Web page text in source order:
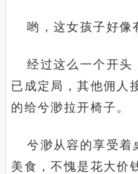
哟，这女孩子好像
经过这么一个开头
已成定局，其他佣人
的给兮渺拉开椅子。
兮渺从容的享受着
美食，不愧是花大价